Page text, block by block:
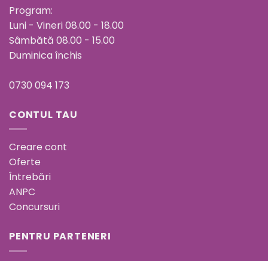
Program:
Luni - Vineri 08.00 - 18.00
Sâmbătă 08.00 - 15.00
Duminica închis
0730 094 173
CONTUL TAU
Creare cont
Oferte
Întrebări
ANPC
Concursuri
PENTRU PARTENERI